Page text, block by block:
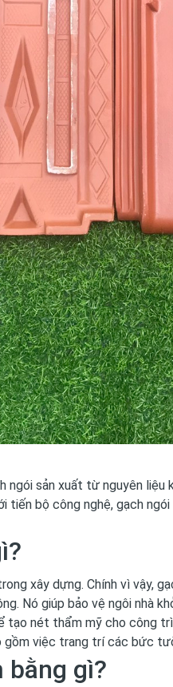
sản xuất từ nguyên liệu
tiến bộ công nghệ, gạch
xây dựng. Chính vì vậy,
Nó giúp bảo vệ ngôi nhà
nét thẩm mỹ cho công
gồm việc trang trí các bức
bằng gì?